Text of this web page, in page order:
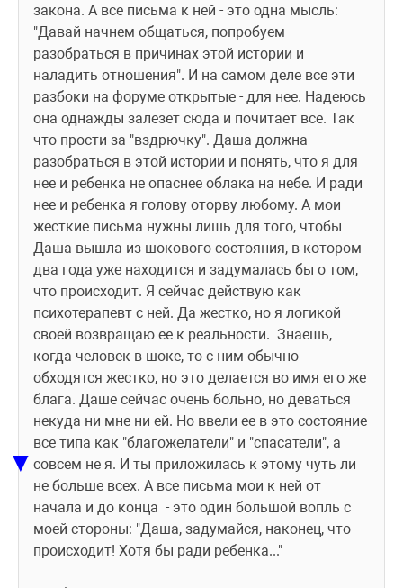
закона. А все письма к ней - это одна мысль:
"Давай начнем общаться, попробуем
разобраться в причинах этой истории и
наладить отношения". И на самом деле все эти
разбоки на форуме открытые - для нее. Надеюсь
она однажды залезет сюда и почитает все. Так
что прости за "вздрючку". Даша должна
разобраться в этой истории и понять, что я для
нее и ребенка не опаснее облака на небе. И ради
нее и ребенка я голову оторву любому. А мои
жесткие письма нужны лишь для того, чтобы
Даша вышла из шокового состояния, в котором
два года уже находится и задумалась бы о том,
что происходит. Я сейчас действую как
психотерапевт с ней. Да жестко, но я логикой
своей возвращаю ее к реальности.  Знаешь,
когда человек в шоке, то с ним обычно
обходятся жестко, но это делается во имя его же
блага. Даше сейчас очень больно, но деваться
некуда ни мне ни ей. Но ввели ее в это состояние
все типа как "благожелатели" и "спасатели", а
совсем не я. И ты приложилась к этому чуть ли
не больше всех. А все письма мои к ней от
начала и до конца  - это один большой вопль с
моей стороны: "Даша, задумайся, наконец, что
происходит! Хотя бы ради ребенка..."
▼